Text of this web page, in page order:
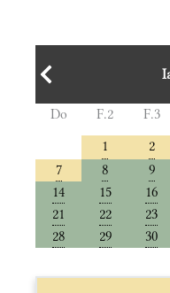
Do F.2 F.3
1
2
7
8 9
14
15 16
21
22 23
28
29 30